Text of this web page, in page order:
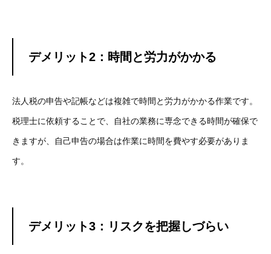
デメリット2：時間と労力がかかる
法人税の申告や記帳などは複雑で時間と労力がかかる作業です。
税理士に依頼することで、自社の業務に専念できる時間が確保で
きますが、自己申告の場合は作業に時間を費やす必要がありま
す。
デメリット3：リスクを把握しづらい